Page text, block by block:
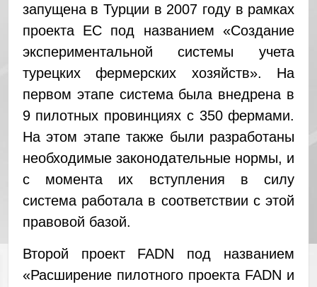
запущена в Турции в 2007 году в рамках
проекта ЕС под названием «Создание
экспериментальной системы учета
турецких фермерских хозяйств». На
первом этапе система была внедрена в
9 пилотных провинциях с 350 фермами.
На этом этапе также были разработаны
необходимые законодательные нормы, и
с момента их вступления в силу
система работала в соответствии с этой
правовой базой.
Второй проект FADN под названием
«Расширение пилотного проекта FADN и